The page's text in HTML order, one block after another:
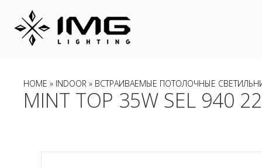
HOME » INDOOR » ВСТРАИВАЕМЫЕ ПОТОЛОЧНЫЕ
MINT TOP 35W SEL 940